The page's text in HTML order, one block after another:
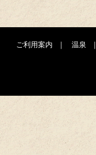
ご利用案内 温泉